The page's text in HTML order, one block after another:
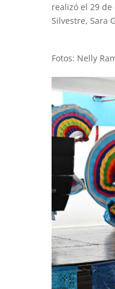
realizó el 29
Silvestre, Sara
Fotos: Nelly